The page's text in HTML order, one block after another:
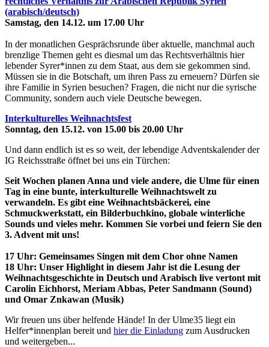
(arabisch/deutsch)
Samstag, den 14.12. um 17.00 Uhr
In der monatlichen Gesprächsrunde über aktuelle, manchmal auch
brenzlige Themen geht es diesmal um das Rechtsverhältnis hier
lebender Syrer*innen zu dem Staat, aus dem sie gekommen sind.
Müssen sie in die Botschaft, um ihren Pass zu erneuern? Dürfen sie
ihre Familie in Syrien besuchen? Fragen, die nicht nur die syrische
Community, sondern auch viele Deutsche bewegen.
Interkulturelles Weihnachtsfest
Sonntag, den 15.12. von 15.00 bis 20.00 Uhr
Und dann endlich ist es so weit, der lebendige Adventskalender der
IG Reichsstraße öffnet bei uns ein Türchen:
Seit Wochen planen Anna und viele andere, die Ulme für einen
Tag in eine bunte, interkulturelle Weihnachtswelt zu
verwandeln. Es gibt eine Weihnachtsbäckerei, eine
Schmuckwerkstatt, ein Bilderbuchkino, globale winterliche
Sounds und vieles mehr. Kommen Sie vorbei und feiern Sie den
3. Advent mit uns!
17 Uhr: Gemeinsames Singen mit dem Chor ohne Namen
18 Uhr: Unser Highlight in diesem Jahr ist die Lesung der
Weihnachtsgeschichte in Deutsch und Arabisch live vertont mit
Carolin Eichhorst, Meriam Abbas, Peter Sandmann (Sound)
und Omar Znkawan (Musik)
Wir freuen uns über helfende Hände! In der Ulme35 liegt ein
Helfer*innenplan bereit und hier die Einladung zum Ausdrucken
und weitergeben...